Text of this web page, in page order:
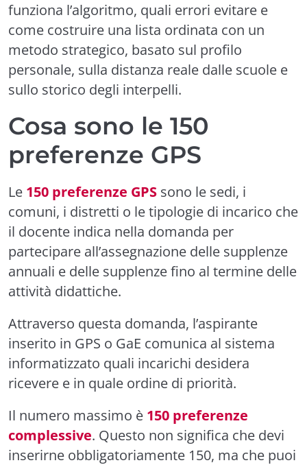
funziona l’algoritmo, quali errori evitare e
come costruire una lista ordinata con un
metodo strategico, basato sul profilo
personale, sulla distanza reale dalle scuole e
sullo storico degli interpelli.
Cosa sono le 150
preferenze GPS
Le 150 preferenze GPS sono le sedi, i
comuni, i distretti o le tipologie di incarico che
il docente indica nella domanda per
partecipare all’assegnazione delle supplenze
annuali e delle supplenze fino al termine delle
attività didattiche.
Attraverso questa domanda, l’aspirante
inserito in GPS o GaE comunica al sistema
informatizzato quali incarichi desidera
ricevere e in quale ordine di priorità.
Il numero massimo è 150 preferenze
complessive. Questo non significa che devi
inserirne obbligatoriamente 150, ma che puoi